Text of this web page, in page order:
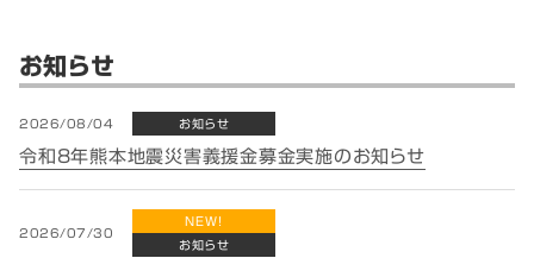
お知らせ
2026/08/04 お知らせ
令和8年熊本地震災害義援金募金実施のお知らせ
2026/07/30
NEW!
お知らせ